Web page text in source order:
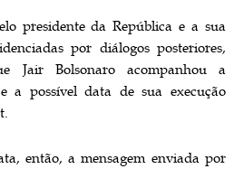
presidente da República e a sua
por diálogos posteriores,
Jair Bolsonaro acompanhou a
a possível data de sua execução
então, a mensagem enviada por